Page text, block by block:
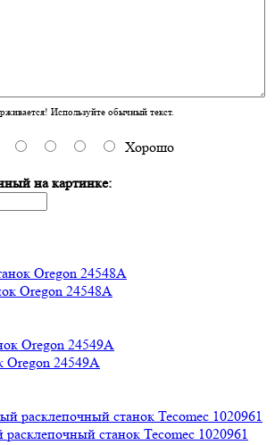
Используйте обычный текст.
Хорошо
на картинке:
Oregon 24548A
Oregon 24549A
станок Tecomec 1020961